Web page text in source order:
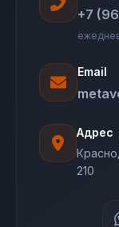
+7
Email
Адрес
210